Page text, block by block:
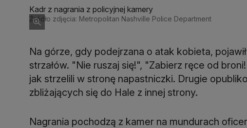
Kadr z nagrania z policyjnej kamery
Źródło zdjęcia: Metropolitan Nashville Police Department
Na górze, gdy podejrzana o atak kobieta,
strzałów. "Nie ruszaj się!", "Zabierz ręce od
jak strzelili w stronę napastniczki. Drugie
zbliżających się do Hale z innej strony.
Nagrania pochodzą z kamer na mundurach